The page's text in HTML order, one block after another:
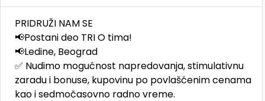
PRIDRUŽI NAM SE
📢Postani deo TRI O tima!
📢Ledine, Beograd
✅ Nudimo mogućnost napredovanja, stimulativnu
zaradu i bonuse, kupovinu po povlašćenim cenama
kao i sedmočasovno radno vreme.